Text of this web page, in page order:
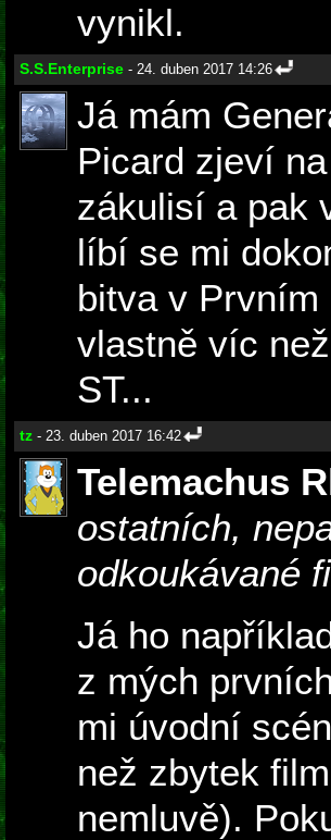
vynikl.
S.S.Enterprise - 24. duben 2017 14:26
Já mám
Picard zjeví
zákulisí a pak
líbí se mi
bitva v Prvním
vlastně víc
ST...
tz - 23. duben 2017 16:42
Telemachus
ostatních,
odkoukávané
Já ho
z mých
mi úvodní
než zbytek
nemluvě).